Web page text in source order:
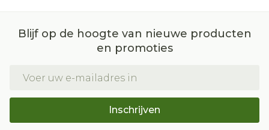
Blijf op de hoogte van nieuwe producten
en promoties
Inschrijven